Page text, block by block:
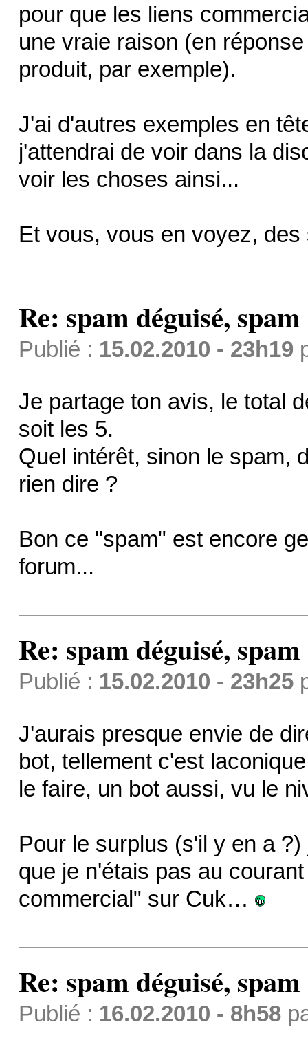
pour que les liens
une vraie raison (en
produit, par exemple).
J'ai d'autres exemples en
j'attendrai de voir dans la
voir les choses ainsi...
Et vous, vous en voyez, des
Re: spam déguisé,
Publié : 15.02.2010 - 23h19
Je partage ton avis, le total
soit les 5.
Quel intérêt, sinon le spam,
rien dire ?
Bon ce "spam" est encore
forum...
Re: spam déguisé,
Publié : 15.02.2010 - 23h25
J'aurais presque envie de
bot, tellement c'est
le faire, un bot aussi, vu le
Pour le surplus (s'il y en a
que je n'étais pas au
commercial" sur Cuk…
Re: spam déguisé,
Publié : 16.02.2010 - 8h58